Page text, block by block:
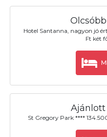
Hotel Santanna, nagyon jó
Ft két
Ajánlott
St Gregory Park ****